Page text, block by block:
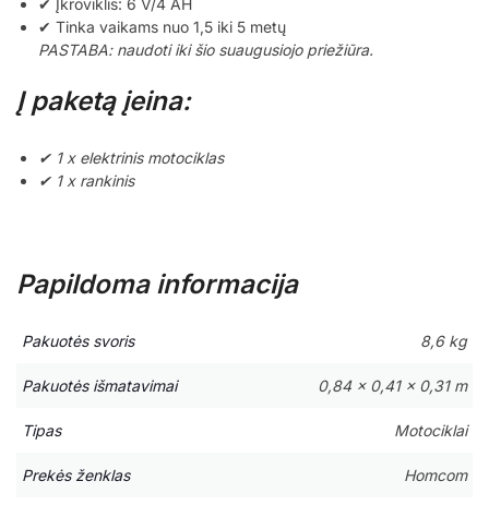
✔ Įkroviklis: 6 V/4 AH
✔ Tinka vaikams nuo 1,5 iki 5 metų
PASTABA: naudoti iki šio suaugusiojo priežiūra.
Į paketą įeina:
✔ 1 x elektrinis motociklas
✔ 1 x rankinis
Papildoma informacija
Pakuotės svoris 8,6 kg
Pakuotės išmatavimai 0,84 × 0,41 × 0,31 m
Tipas Motociklai
Prekės ženklas Homcom